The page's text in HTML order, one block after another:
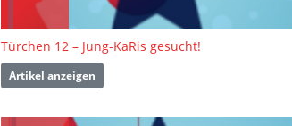
Türchen 12 – Jung-KaRis gesucht!
Artikel anzeigen